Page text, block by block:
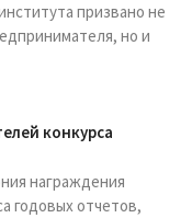
призвано не
но и
конкурса
награждения
годовых отчетов,